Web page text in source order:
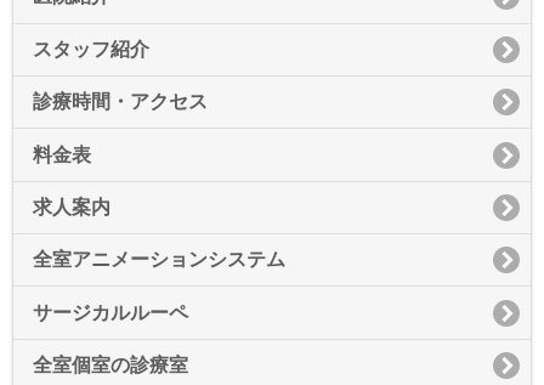
スタッフ紹介
診療時間・アクセス
料金表
求人案内
全室アニメーションシステム
サージカルルーペ
全室個室の診療室